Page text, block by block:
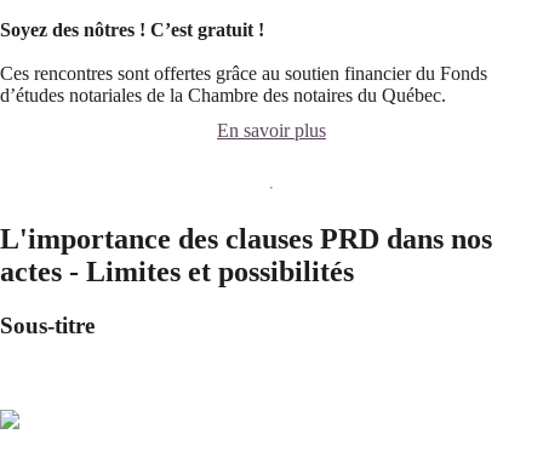
Soyez des nôtres ! C’est gratuit !
Ces rencontres sont offertes grâce au soutien financier du Fonds
d’études notariales de la Chambre des notaires du Québec.
En savoir plus
L'importance des clauses PRD dans nos
actes - Limites et possibilités
Sous-titre